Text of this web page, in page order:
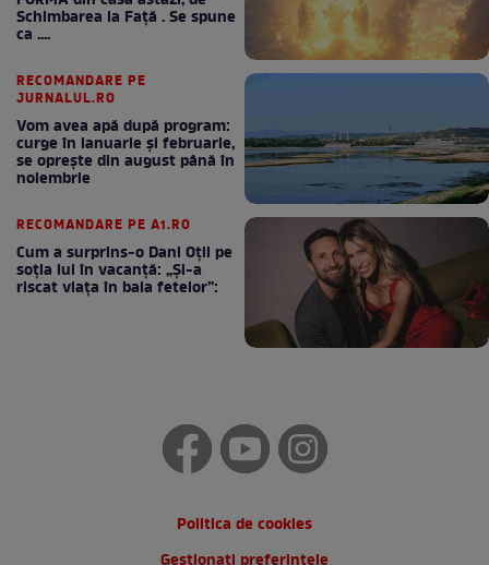
Schimbarea la Față . Se spune
ca ....
RECOMANDARE PE
JURNALUL.RO
Vom avea apă după program:
curge în ianuarie și februarie,
se oprește din august până în
noiembrie
RECOMANDARE PE A1.RO
Cum a surprins-o Dani Oțil pe
soția lui în vacanță: „Și-a
riscat viața în baia fetelor”:
Politica de cookies